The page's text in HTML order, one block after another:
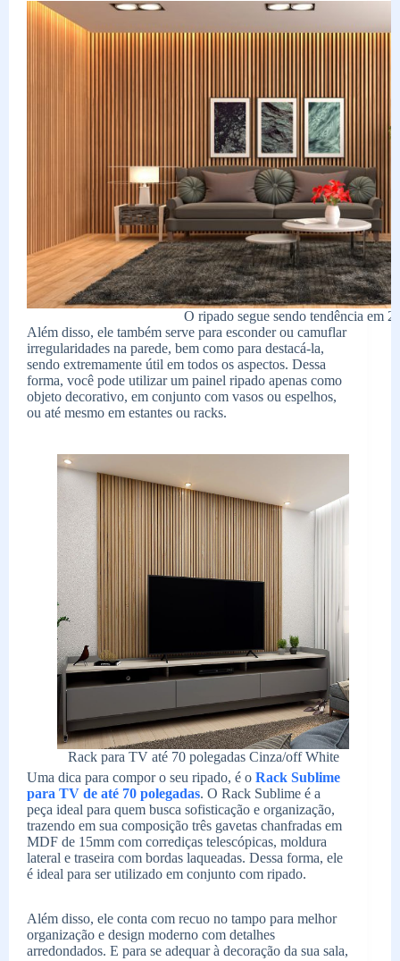
O ripado segue sendo tendência em
Além disso, ele também serve para esconder ou camuflar
irregularidades na parede, bem como para destacá-la,
sendo extremamente útil em todos os aspectos. Dessa
forma, você pode utilizar um painel ripado apenas como
objeto decorativo, em conjunto com vasos ou espelhos,
ou até mesmo em estantes ou racks.
Rack para TV até 70 polegadas Cinza/off White
Uma dica para compor o seu ripado, é o Rack Sublime
para TV de até 70 polegadas. O Rack Sublime é a
peça ideal para quem busca sofisticação e organização,
trazendo em sua composição três gavetas chanfradas em
MDF de 15mm com corrediças telescópicas, moldura
lateral e traseira com bordas laqueadas. Dessa forma, ele
é ideal para ser utilizado em conjunto com ripado.
Além disso, ele conta com recuo no tampo para melhor
organização e design moderno com detalhes
arredondados. E para se adequar à decoração da sua sala,